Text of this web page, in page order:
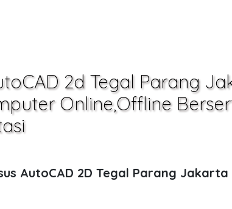
2d Tegal Parang
Online,Offline
AutoCAD 2D Tegal Parang Jakarta